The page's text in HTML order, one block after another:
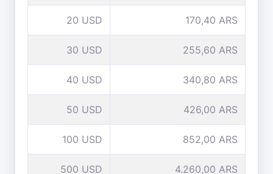
20 USD 170,40 ARS
30 USD 255,60 ARS
40 USD 340,80 ARS
50 USD 426,00 ARS
100 USD 852,00 ARS
500 USD 4.260,00 ARS